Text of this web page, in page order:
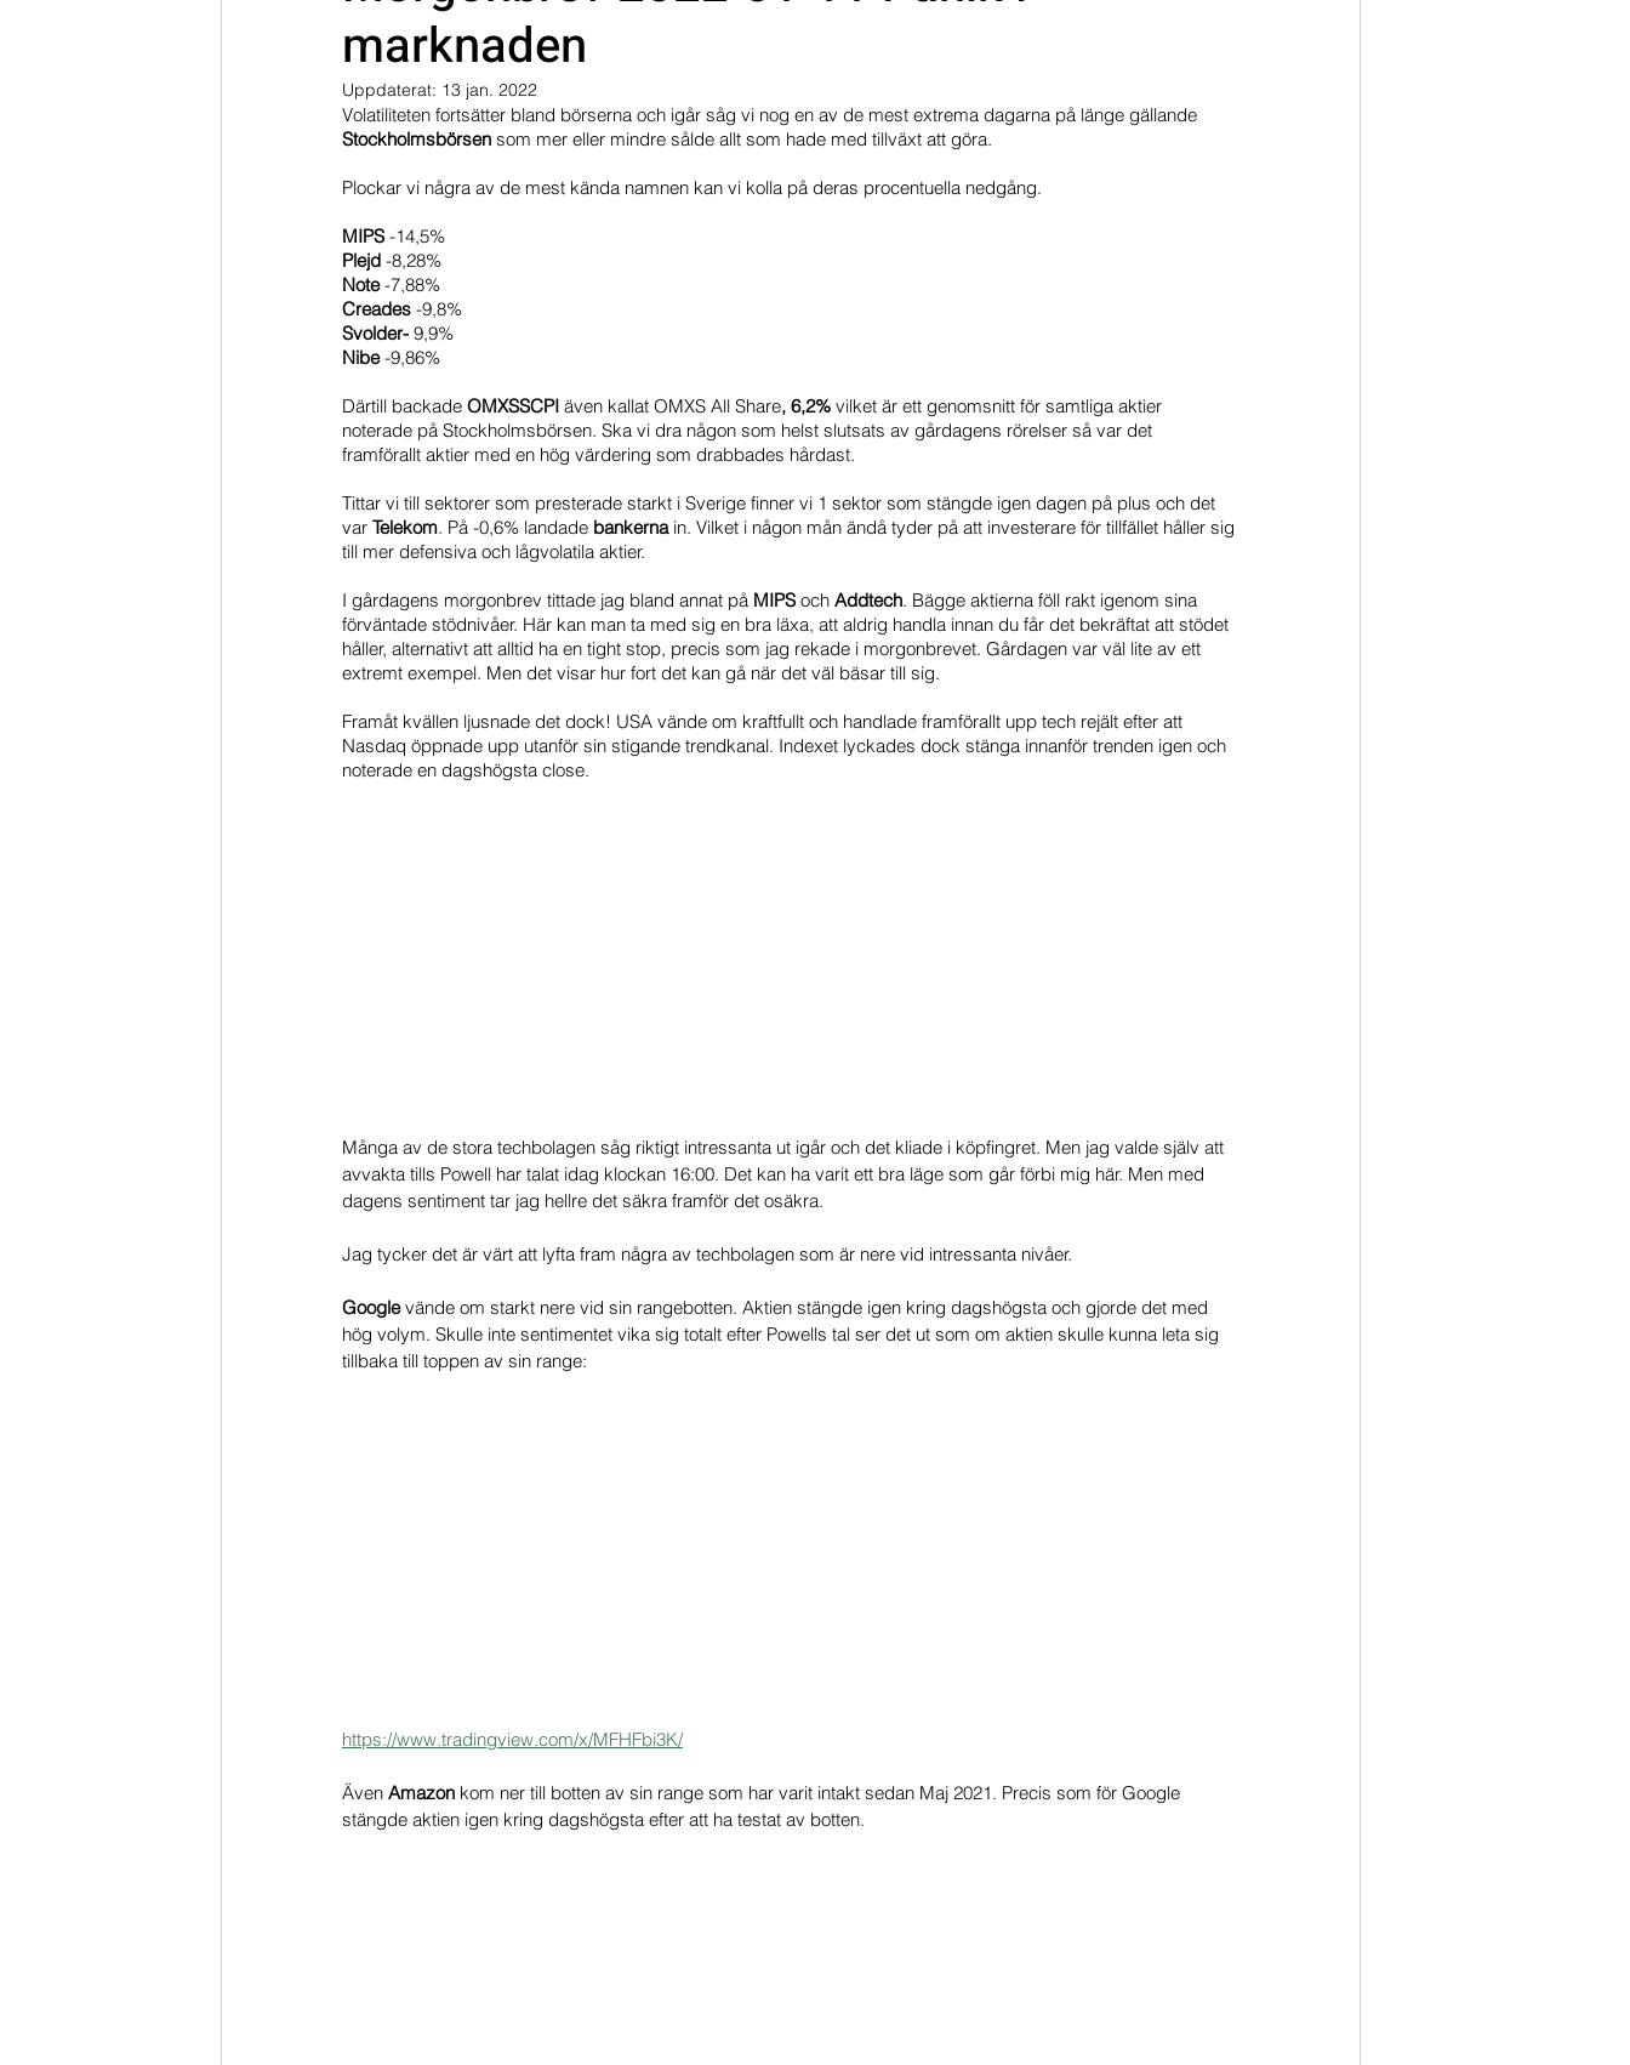
Dippköparportföljen Momentumportföljen
marknaden
Uppdaterat: 13 jan. 2022
Volatiliteten fortsätter bland börserna och igår såg vi nog en av de mest extrema dagarna på länge gällande
Stockholmsbörsen som mer eller mindre sålde allt som hade med tillväxt att göra.
Plockar vi några av de mest kända namnen kan vi kolla på deras procentuella nedgång.
MIPS -14,5%
Plejd -8,28%
Note -7,88%
Creades -9,8%
Svolder- 9,9%
Nibe -9,86%
Därtill backade OMXSSCPI även kallat OMXS All Share, 6,2% vilket är ett genomsnitt för samtliga aktier
noterade på Stockholmsbörsen. Ska vi dra någon som helst slutsats av gårdagens rörelser så var det
framförallt aktier med en hög värdering som drabbades hårdast.
Tittar vi till sektorer som presterade starkt i Sverige finner vi 1 sektor som stängde igen dagen på plus och det
var Telekom. På -0,6% landade bankerna in. Vilket i någon mån ändå tyder på att investerare för tillfället håller sig
till mer defensiva och lågvolatila aktier.
I gårdagens morgonbrev tittade jag bland annat på MIPS och Addtech. Bägge aktierna föll rakt igenom sina
förväntade stödnivåer. Här kan man ta med sig en bra läxa, att aldrig handla innan du får det bekräftat att stödet
håller, alternativt att alltid ha en tight stop, precis som jag rekade i morgonbrevet. Gårdagen var väl lite av ett
extremt exempel. Men det visar hur fort det kan gå när det väl bäsar till sig.
Framåt kvällen ljusnade det dock! USA vände om kraftfullt och handlade framförallt upp tech rejält efter att
Nasdaq öppnade upp utanför sin stigande trendkanal. Indexet lyckades dock stänga innanför trenden igen och
noterade en dagshögsta close.
Många av de stora techbolagen såg riktigt intressanta ut igår och det kliade i köpfingret. Men jag valde själv att
avvakta tills Powell har talat idag klockan 16:00. Det kan ha varit ett bra läge som går förbi mig här. Men med
dagens sentiment tar jag hellre det säkra framför det osäkra.
Jag tycker det är värt att lyfta fram några av techbolagen som är nere vid intressanta nivåer.
Google vände om starkt nere vid sin rangebotten. Aktien stängde igen kring dagshögsta och gjorde det med
hög volym. Skulle inte sentimentet vika sig totalt efter Powells tal ser det ut som om aktien skulle kunna leta sig
tillbaka till toppen av sin range:
https://www.tradingview.com/x/MFHFbi3K/
Även Amazon kom ner till botten av sin range som har varit intakt sedan Maj 2021. Precis som för Google
stängde aktien igen kring dagshögsta efter att ha testat av botten.